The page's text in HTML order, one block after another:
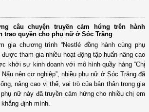
câu chuyện truyền cảm hứng trên hành
trao quyền cho phụ nữ ở Sóc Trăng
gia chương trình “Nestlé đồng hành cùng phụ
được tham gia nhiều hoạt động tập huấn nâng cao
khởi sự kinh doanh với mô hình quầy hàng “Chị
Nấu nên cơ nghiệp”, nhiều phụ nữ ở Sóc Trăng đã
nâng cao vị thế, vai trò của bản thân trong gia
nữ này đã truyền cảm hứng cho nhiều chị em
định mình.